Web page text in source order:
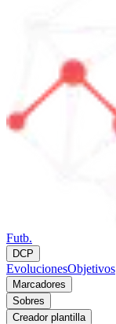
Futb.
DCP
EvolucionesObjetivos
Marcadores
Sobres
Creador plantilla